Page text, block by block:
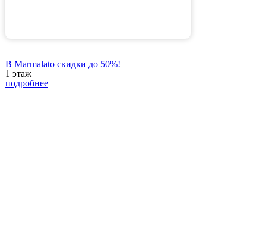
В Marmalato скидки до 50%!
1 этаж
подробнее